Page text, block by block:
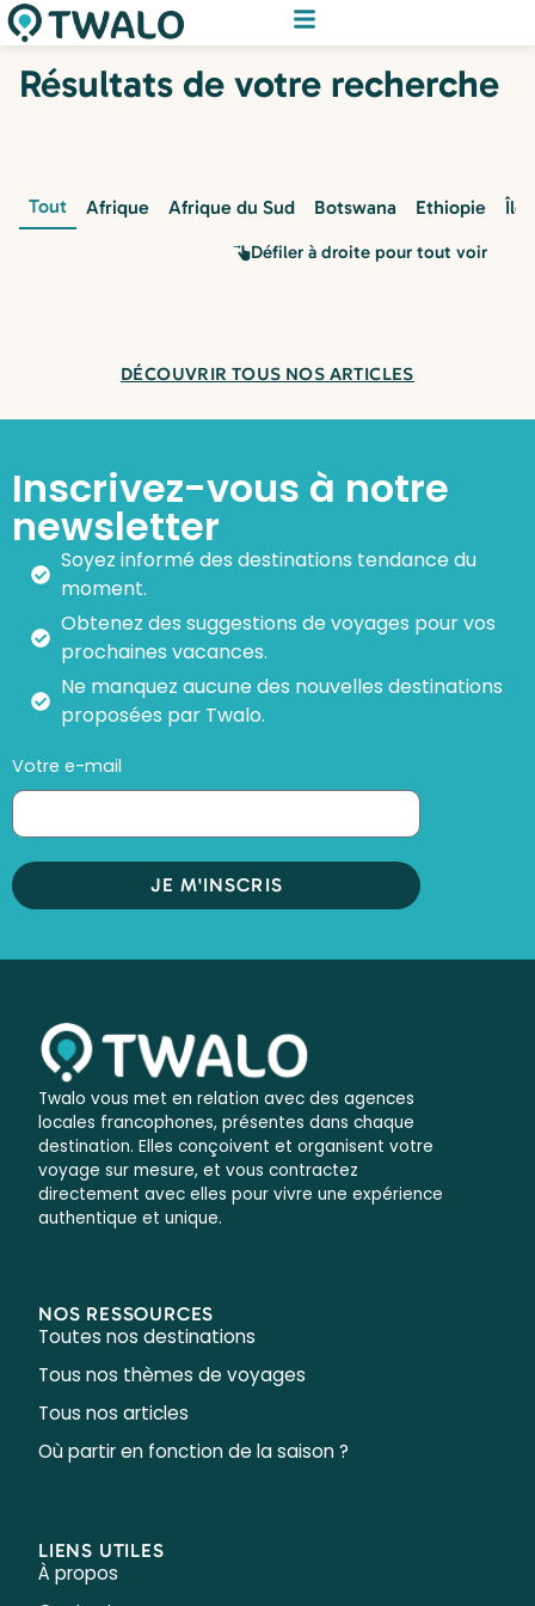
Résultats de votre recherche
Afrique Afrique du Sud Botswana Ethiopie Île
Tout
Défiler à droite pour tout voir
DÉCOUVRIR TOUS NOS ARTICLES
Inscrivez-vous à notre
newsletter
Soyez informé des destinations tendance du
moment.
Obtenez des suggestions de voyages pour vos
prochaines vacances.
Ne manquez aucune des nouvelles destinations
proposées par Twalo.
Votre e-mail
JE M'INSCRIS
Twalo vous met en relation avec des agences
locales francophones, présentes dans chaque
destination. Elles conçoivent et organisent votre
voyage sur mesure, et vous contractez
directement avec elles pour vivre une expérience
authentique et unique.
NOS RESSOURCES
Toutes nos destinations
Tous nos thèmes de voyages
Tous nos articles
Où partir en fonction de la saison ?
LIENS UTILES
À propos